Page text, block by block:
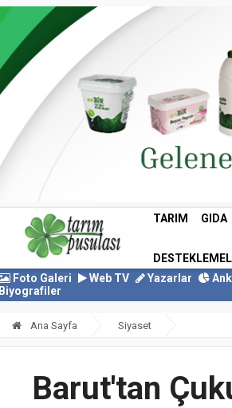
TARIM GIDA
Foto Galeri
Web TV Yazarlar
Biyografiler
Ana Sayfa Siyaset
Barut'tan